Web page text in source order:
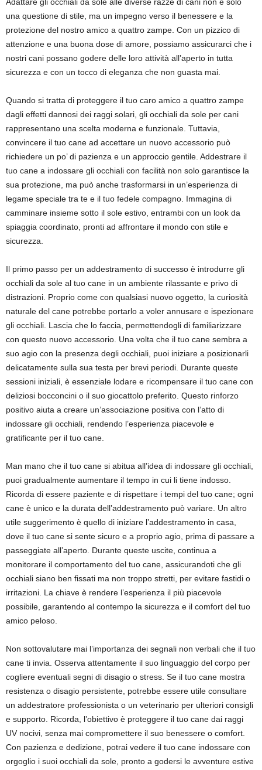
una questione di stile, ma un impegno verso il benessere e la
protezione del nostro amico a quattro zampe. Con un pizzico di
attenzione e una buona dose di amore, possiamo assicurarci che i
nostri cani possano godere delle loro attività all’aperto in tutta
sicurezza e con un tocco di eleganza che non guasta mai.
Quando si tratta di proteggere il tuo caro amico a quattro zampe
dagli effetti dannosi dei raggi solari, gli occhiali da sole per cani
rappresentano una scelta moderna e funzionale. Tuttavia,
convincere il tuo cane ad accettare un nuovo accessorio può
richiedere un po’ di pazienza e un approccio gentile. Addestrare il
tuo cane a indossare gli occhiali con facilità non solo garantisce la
sua protezione, ma può anche trasformarsi in un’esperienza di
legame speciale tra te e il tuo fedele compagno. Immagina di
camminare insieme sotto il sole estivo, entrambi con un look da
spiaggia coordinato, pronti ad affrontare il mondo con stile e
sicurezza.
Il primo passo per un addestramento di successo è introdurre gli
occhiali da sole al tuo cane in un ambiente rilassante e privo di
distrazioni. Proprio come con qualsiasi nuovo oggetto, la curiosità
naturale del cane potrebbe portarlo a voler annusare e ispezionare
gli occhiali. Lascia che lo faccia, permettendogli di familiarizzare
con questo nuovo accessorio. Una volta che il tuo cane sembra a
suo agio con la presenza degli occhiali, puoi iniziare a posizionarli
delicatamente sulla sua testa per brevi periodi. Durante queste
sessioni iniziali, è essenziale lodare e ricompensare il tuo cane con
deliziosi bocconcini o il suo giocattolo preferito. Questo rinforzo
positivo aiuta a creare un’associazione positiva con l’atto di
indossare gli occhiali, rendendo l’esperienza piacevole e
gratificante per il tuo cane.
Man mano che il tuo cane si abitua all’idea di indossare gli occhiali,
puoi gradualmente aumentare il tempo in cui li tiene indosso.
Ricorda di essere paziente e di rispettare i tempi del tuo cane; ogni
cane è unico e la durata dell’addestramento può variare. Un altro
utile suggerimento è quello di iniziare l’addestramento in casa,
dove il tuo cane si sente sicuro e a proprio agio, prima di passare a
passeggiate all’aperto. Durante queste uscite, continua a
monitorare il comportamento del tuo cane, assicurandoti che gli
occhiali siano ben fissati ma non troppo stretti, per evitare fastidi o
irritazioni. La chiave è rendere l’esperienza il più piacevole
possibile, garantendo al contempo la sicurezza e il comfort del tuo
amico peloso.
Non sottovalutare mai l’importanza dei segnali non verbali che il tuo
cane ti invia. Osserva attentamente il suo linguaggio del corpo per
cogliere eventuali segni di disagio o stress. Se il tuo cane mostra
resistenza o disagio persistente, potrebbe essere utile consultare
un addestratore professionista o un veterinario per ulteriori consigli
e supporto. Ricorda, l’obiettivo è proteggere il tuo cane dai raggi
UV nocivi, senza mai compromettere il suo benessere o comfort.
Con pazienza e dedizione, potrai vedere il tuo cane indossare con
orgoglio i suoi occhiali da sole, pronto a godersi le avventure estive